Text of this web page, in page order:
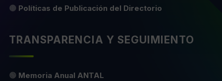
🟡 Políticas de Publicación del Directorio
TRANSPARENCIA Y SEGUIMIENTO
🟢 Memoria Anual ANTAL